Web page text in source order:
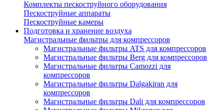
Комплекты пескоструйного оборудования
Пескоструйные аппараты
Пескоструйные камеры
Подготовка и хранение воздуха
Магистральные фильтры для компрессоров
Магистральные фильтры ATS для компрессоров
Магистральные фильтры Berg для компрессоров
Магистральные фильтры Camozzi для
компрессоров
Магистральные фильтры Dalgakiran для
компрессоров
Магистральные фильтры Dali для компрессоров